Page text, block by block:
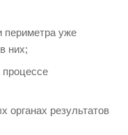
уже
них;
органах результатов